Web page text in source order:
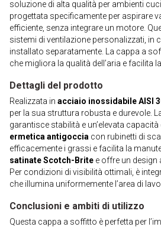
soluzione di alta qualità per ambienti
progettata specificamente per aspirare
efficiente, senza integrare un motore.
sistemi di ventilazione personalizzati, in
installato separatamente. La cappa a
che migliora la qualità dell’aria e facilita
Dettagli del prodotto
Realizzata in acciaio inossidabile AISI
per la sua struttura robusta e durevole.
garantisce stabilità e un’elevata
ermetica antigoccia con rubinetti di
efficacemente i grassi e facilita la
satinate Scotch-Brite e offre un design
Per condizioni di visibilità ottimali, è
che illumina uniformemente l’area di
Conclusioni e ambiti di utilizzo
Questa cappa a soffitto è perfetta per